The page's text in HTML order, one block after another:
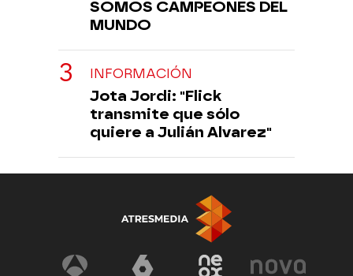
SOMOS CAMPEONES DEL
MUNDO
INFORMACIÓN
Jota Jordi: "Flick
transmite que sólo
quiere a Julián Alvarez"